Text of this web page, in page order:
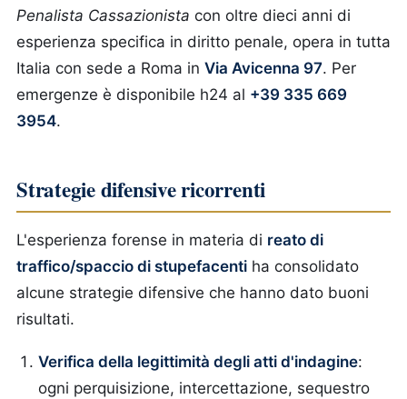
Penalista Cassazionista con oltre dieci anni di
esperienza specifica in diritto penale, opera in tutta
Italia con sede a Roma in Via Avicenna 97. Per
emergenze è disponibile h24 al +39 335 669
3954.
Strategie difensive ricorrenti
L'esperienza forense in materia di reato di
traffico/spaccio di stupefacenti ha consolidato
alcune strategie difensive che hanno dato buoni
risultati.
Verifica della legittimità degli atti d'indagine:
ogni perquisizione, intercettazione, sequestro